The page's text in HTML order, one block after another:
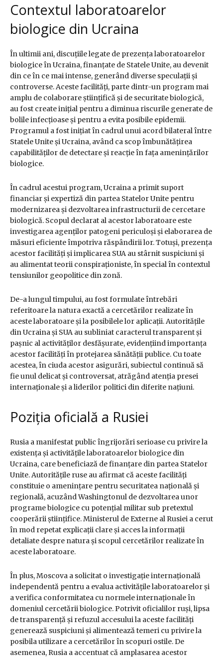
Contextul laboratoarelor
biologice din Ucraina
În ultimii ani, discuțiile legate de prezența laboratoarelor
biologice în Ucraina, finanțate de Statele Unite, au devenit
din ce în ce mai intense, generând diverse speculații și
controverse. Aceste facilități, parte dintr-un program mai
amplu de colaborare științifică și de securitate biologică,
au fost create inițial pentru a diminua riscurile generate de
bolile infecțioase și pentru a evita posibile epidemii.
Programul a fost inițiat în cadrul unui acord bilateral între
Statele Unite și Ucraina, având ca scop îmbunătățirea
capabilităților de detectare și reacție în fața amenințărilor
biologice.
În cadrul acestui program, Ucraina a primit suport
financiar și expertiză din partea Statelor Unite pentru
modernizarea și dezvoltarea infrastructurii de cercetare
biologică. Scopul declarat al acestor laboratoare este
investigarea agenților patogeni periculoși și elaborarea de
măsuri eficiente împotriva răspândirii lor. Totuși, prezența
acestor facilități și implicarea SUA au stârnit suspiciuni și
au alimentat teorii conspiraționiste, în special în contextul
tensiunilor geopolitice din zonă.
De-a lungul timpului, au fost formulate întrebări
referitoare la natura exactă a cercetărilor realizate în
aceste laboratoare și la posibilele lor aplicații. Autoritățile
din Ucraina și SUA au subliniat caracterul transparent și
pașnic al activităților desfășurate, evidențiind importanța
acestor facilități în protejarea sănătății publice. Cu toate
acestea, în ciuda acestor asigurări, subiectul continuă să
fie unul delicat și controversat, atrăgând atenția presei
internaționale și a liderilor politici din diferite națiuni.
Poziția oficială a Rusiei
Rusia a manifestat public îngrijorări serioase cu privire la
existența și activitățile laboratoarelor biologice din
Ucraina, care beneficiază de finanțare din partea Statelor
Unite. Autoritățile ruse au afirmat că aceste facilități
constituie o amenințare pentru securitatea națională și
regională, acuzând Washingtonul de dezvoltarea unor
programe biologice cu potențial militar sub pretextul
cooperării științifice. Ministerul de Externe al Rusiei a cerut
în mod repetat explicații clare și acces la informații
detaliate despre natura și scopul cercetărilor realizate în
aceste laboratoare.
În plus, Moscova a solicitat o investigație internațională
independentă pentru a evalua activitățile laboratoarelor și
a verifica conformitatea cu normele internaționale în
domeniul cercetării biologice. Potrivit oficialilor ruși, lipsa
de transparență și refuzul accesului la aceste facilități
generează suspiciuni și alimentează temeri cu privire la
posibila utilizare a cercetărilor în scopuri ostile. De
asemenea, Rusia a accentuat că amplasarea acestor